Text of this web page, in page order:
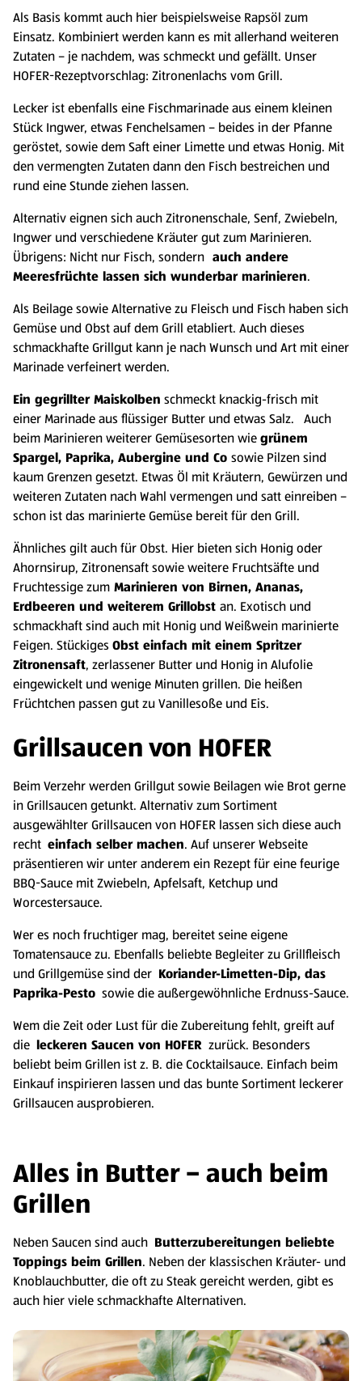
Als Basis kommt auch hier beispielsweise Rapsöl zum
Einsatz. Kombiniert werden kann es mit allerhand weiteren
Zutaten – je nachdem, was schmeckt und gefällt. Unser
HOFER-Rezeptvorschlag: Zitronenlachs vom Grill.
Lecker ist ebenfalls eine Fischmarinade aus einem kleinen
Stück Ingwer, etwas Fenchelsamen – beides in der Pfanne
geröstet, sowie dem Saft einer Limette und etwas Honig. Mit
den vermengten Zutaten dann den Fisch bestreichen und
rund eine Stunde ziehen lassen.
Alternativ eignen sich auch Zitronenschale, Senf, Zwiebeln,
Ingwer und verschiedene Kräuter gut zum Marinieren.
Übrigens: Nicht nur Fisch, sondern auch andere
Meeresfrüchte lassen sich wunderbar marinieren.
Als Beilage sowie Alternative zu Fleisch und Fisch haben sich
Gemüse und Obst auf dem Grill etabliert. Auch dieses
schmackhafte Grillgut kann je nach Wunsch und Art mit einer
Marinade verfeinert werden.
Ein gegrillter Maiskolben schmeckt knackig-frisch mit
einer Marinade aus flüssiger Butter und etwas Salz. Auch
beim Marinieren weiterer Gemüsesorten wiegrünem
Spargel, Paprika, Aubergine und Co sowie Pilzen sind
kaum Grenzen gesetzt. Etwas Öl mit Kräutern, Gewürzen und
weiteren Zutaten nach Wahl vermengen und satt einreiben –
schon ist das marinierte Gemüse bereit für den Grill.
Ähnliches gilt auch für Obst. Hier bieten sich Honig oder
Ahornsirup, Zitronensaft sowie weitere Fruchtsäfte und
Fruchtessige zum Marinieren von Birnen, Ananas,
Erdbeeren und weiterem Grillobst an. Exotisch und
schmackhaft sind auch mit Honig und Weißwein marinierte
Feigen. Stückiges Obst einfach mit einem Spritzer
Zitronensaft, zerlassener Butter und Honig in Alufolie
eingewickelt und wenige Minuten grillen. Die heißen
Früchtchen passen gut zu Vanillesoße und Eis.
Grillsaucen von HOFER
Beim Verzehr werden Grillgut sowie Beilagen wie Brot gerne
in Grillsaucen getunkt. Alternativ zum Sortiment
ausgewählter Grillsaucen von HOFER lassen sich diese auch
recht einfach selber machen. Auf unserer Webseite
präsentieren wir unter anderem ein Rezept für eine feurige
BBQ-Sauce mit Zwiebeln, Apfelsaft, Ketchup und
Worcestersauce.
Wer es noch fruchtiger mag, bereitet seine eigene
Tomatensauce zu. Ebenfalls beliebte Begleiter zu Grillfleisch
und Grillgemüse sind der Koriander-Limetten-Dip, das
Paprika-Pesto sowie die außergewöhnliche Erdnuss-Sauce.
Wem die Zeit oder Lust für die Zubereitung fehlt, greift auf
die leckeren Saucen von HOFER zurück. Besonders
beliebt beim Grillen ist z. B. die Cocktailsauce. Einfach beim
Einkauf inspirieren lassen und das bunte Sortiment leckerer
Grillsaucen ausprobieren.
Alles in Butter – auch beim
Grillen
Neben Saucen sind auch Butterzubereitungen beliebte
Toppings beim Grillen. Neben der klassischen Kräuter- und
Knoblauchbutter, die oft zu Steak gereicht werden, gibt es
auch hier viele schmackhafte Alternativen.